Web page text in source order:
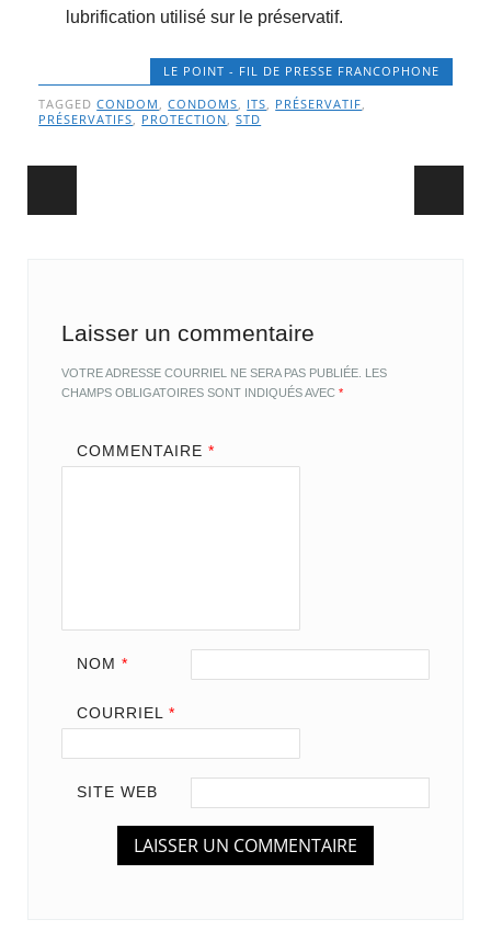
lubrification utilisé sur le préservatif.
LE POINT - FIL DE PRESSE FRANCOPHONE
TAGGEDCONDOM ,CONDOMS, ITS, PRÉSERVATIF,
PRÉSERVATIFS, PROTECTION,STD
Post navigation
Laisser un commentaire
VOTRE ADRESSE COURRIEL NE SERA PAS PUBLIÉE. LES
CHAMPS OBLIGATOIRES SONT INDIQUÉS AVEC*
COMMENTAIRE *
NOM *
COURRIEL *
SITE WEB